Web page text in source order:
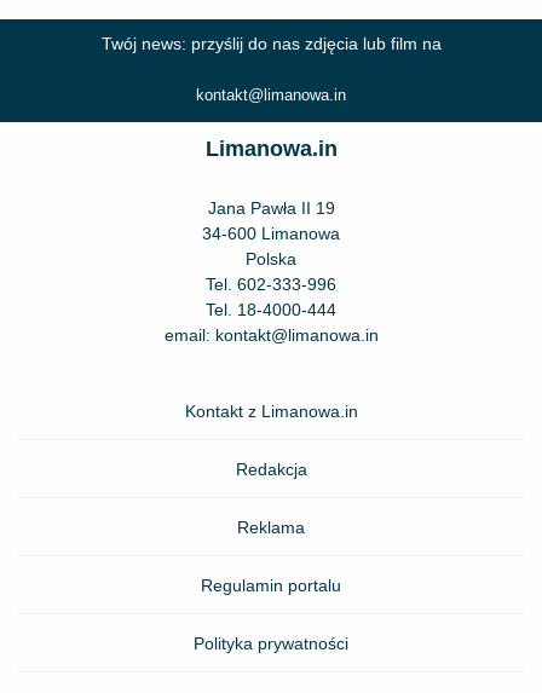
Twój news: przyślij do nas zdjęcia lub film na
kontakt@limanowa.in
Limanowa.in
Jana Pawła II 19
34-600 Limanowa
Polska
Tel. 602-333-996
Tel. 18-4000-444
email: kontakt@limanowa.in
Kontakt z Limanowa.in
Redakcja
Reklama
Regulamin portalu
Polityka prywatności